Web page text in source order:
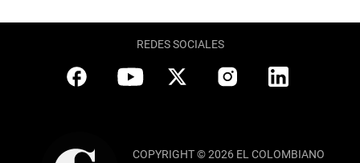
REDES SOCIALES
COPYRIGHT © 2026 EL COLOMBIANO